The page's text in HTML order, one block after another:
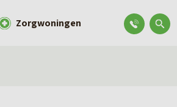
Zorgwoningen